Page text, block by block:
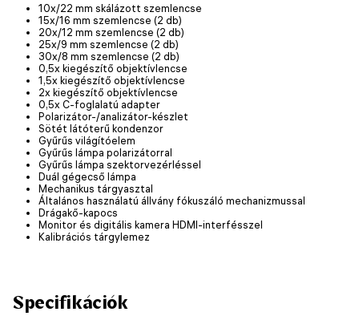
10x/22 mm skálázott szemlencse
15х/16 mm szemlencse (2 db)
20х/12 mm szemlencse (2 db)
25х/9 mm szemlencse (2 db)
30х/8 mm szemlencse (2 db)
0,5x kiegészítő objektívlencse
1,5x kiegészítő objektívlencse
2x kiegészítő objektívlencse
0,5x C-foglalatú adapter
Polarizátor-/analizátor-készlet
Sötét látóterű kondenzor
Gyűrűs világítóelem
Gyűrűs lámpa polarizátorral
Gyűrűs lámpa szektorvezérléssel
Duál gégecső lámpa
Mechanikus tárgyasztal
Általános használatú állvány fókuszáló mechanizmussal
Drágakő-kapocs
Monitor és digitális kamera HDMI-interfésszel
Kalibrációs tárgylemez
Specifikációk